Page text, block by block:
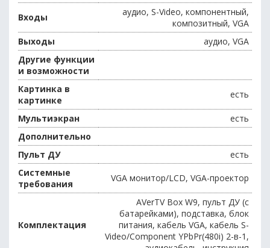
Входы
аудио, S-Video, компонентный,
композитный, VGA
Выходы
аудио, VGA
Другие функции
и возможности
Картинка в
картинке
есть
Мультиэкран
есть
Дополнительно
Пульт ДУ
есть
Системные
требования
VGA монитор/LCD, VGA-проектор
Комплектация
AVerTV Box W9, пульт ДУ (с
батарейками), подставка, блок
питания, кабель VGA, кабель S-
Video/Component YPbPr(480i) 2-в-1,